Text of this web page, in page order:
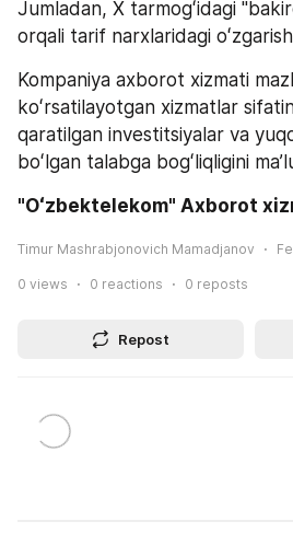
Jumladan, X tarmogʻidagi
orqali tarif narxlaridagi
Kompaniya axborot xizmati
koʻrsatilayotgan xizmatlar
qaratilgan investitsiyalar va
boʻlgan talabga bogʻliqligini
"Oʻzbektelekom" Axborot
Timur Mashrabjonovich Mamadjanov
0 views 0 reactions 0 reposts
Repost